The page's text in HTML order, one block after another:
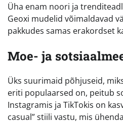
Üha enam noori ja
Geoxi mudelid võimaldavad
pakkudes samas erakordset
Moe- ja
Üks suurimaid põhjuseid,
eriti populaarsed on, peitub
Instagramis ja TikTokis on
casual” stiili vastu, mis